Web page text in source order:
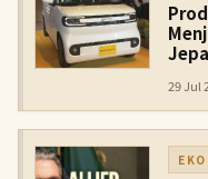
29 Jul